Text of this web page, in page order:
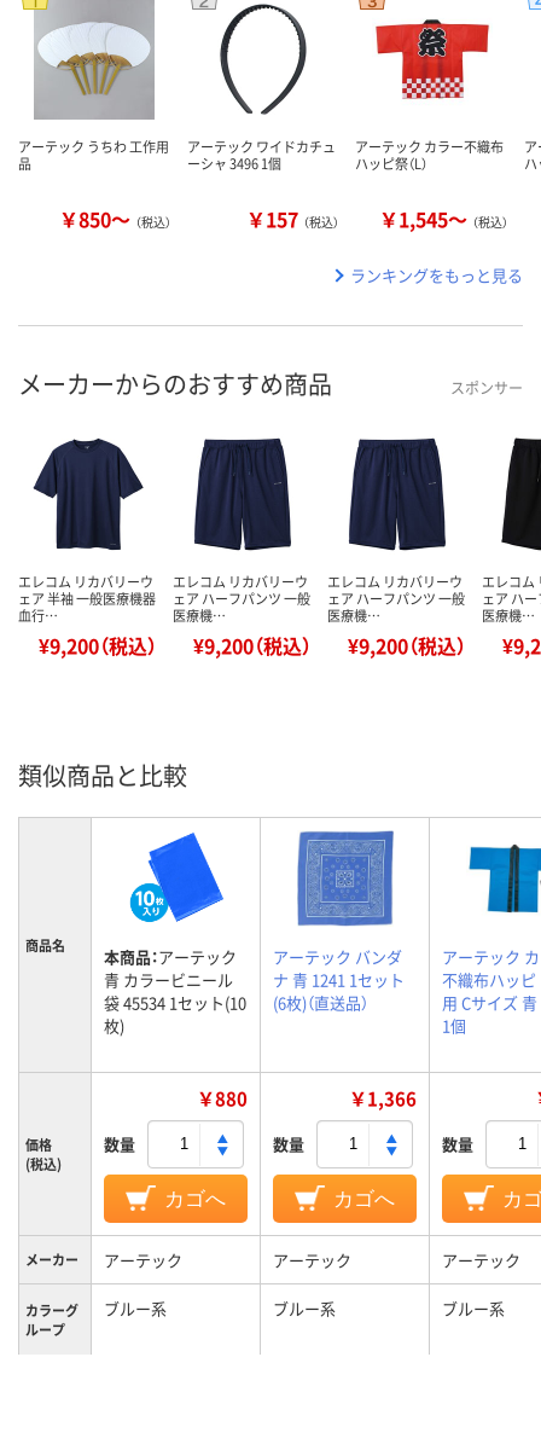
アーテック うちわ 工作用
品
￥850～ （税込）
アーテック ワイドカチュ
ーシャ 3496 1個
￥157 （税込）
アーテック カラー不織布
ハッピ祭（L）
￥1,545～ （税込）
ランキングをもっと見る
メーカーからのおすすめ商品 スポンサー
エレコム リカバリーウ
ェア 半袖 一般医療機器
血行…
¥9,200（税込）
エレコム リカバリーウ
ェア ハーフパンツ 一般
医療機…
¥9,200（税込）
エレコム リカバリーウ
ェア ハーフパンツ 一般
医療機…
¥9,200（税込）
エレコム
ェア ハ
医療機…
類似商品と比較
商品名 本商品：アーテック
青 カラービニール
袋 45534 1セット(10
枚)
アーテック バンダ
ナ 青 1241 1セット
(6枚)（直送品）
アーテック
不織布ハッピ
用 Cサイズ
1個
価格
(税込)
￥880
数量
カゴへ
￥1,366
数量
カゴへ
数量
カ
メーカー アーテック アーテック アーテック
カラーグ
ループ
ブルー系 ブルー系 ブルー系